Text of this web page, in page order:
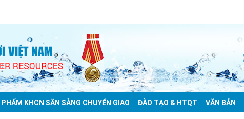
KHCN SẴN SÀNG CHUYỂN GIAO ĐÀO TẠO & HTQT VĂN BẢN